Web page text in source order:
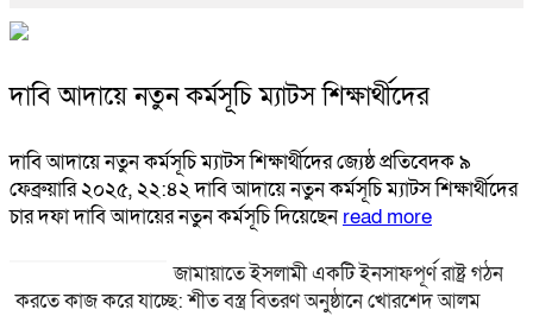
দাবি আদায়ে নতুন কর্মসূচি ম্যাটস শিক্ষার্থীদের
দাবি আদায়ে নতুন কর্মসূচি ম্যাটস শিক্ষার্থীদের জ্যেষ্ঠ প্রতিবেদক ৯
ফেব্রুয়ারি ২০২৫, ২২:৪২ দাবি আদায়ে নতুন কর্মসূচি ম্যাটস শিক্ষার্থীদের
চার দফা দাবি আদায়ের নতুন কর্মসূচি দিয়েছেনread more
জামায়াতে ইসলামী একটি ইনসাফপূর্ণ রাষ্ট্র গঠন
করতে কাজ করে যাচ্ছে: শীত বস্ত্র বিতরণ অনুষ্ঠানে খোরশেদ আলম